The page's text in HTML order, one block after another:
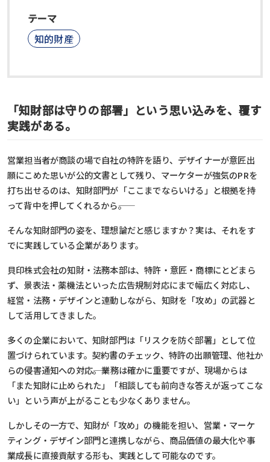
テーマ
知的財産
「知財部は守りの部署」という思い込みを、覆す
実践がある。
営業担当者が商談の場で自社の特許を語り、デザイナーが意匠出
願にこめた思いが公的文書として残り、マーケターが強気のPRを
打ち出せるのは、知財部門が「ここまでならいける」と根拠を持
って背中を押してくれるから――。
そんな知財部門の姿を、理想論だと感じますか？実は、それをす
でに実践している企業があります。
貝印株式会社の知財・法務本部は、特許・意匠・商標にとどまら
ず、景表法・薬機法といった広告規制対応にまで幅広く対応し、
経営・法務・デザインと連動しながら、知財を「攻め」の武器と
して活用してきました。
多くの企業において、知財部門は「リスクを防ぐ部署」として位
置づけられています。契約書のチェック、特許の出願管理、他社か
らの侵害通知への対応――。業務は確かに重要ですが、現場からは
「また知財に止められた」「相談しても前向きな答えが返ってこな
い」という声が上がることも少なくありません。
しかしその一方で、知財が「攻め」の機能を担い、営業・マーケ
ティング・デザイン部門と連携しながら、商品価値の最大化や事
業成長に直接貢献する形も、実践として可能なのです。